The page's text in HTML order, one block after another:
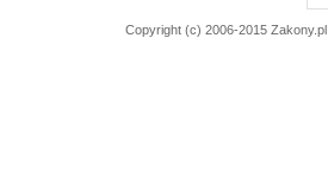
Copyright (c) 2006-2015 Zakony.pl